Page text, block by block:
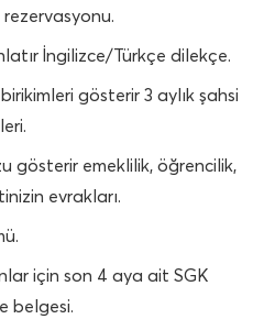
İngilizce/Türkçe dilekçe.
gösterir 3 aylık şahsi
gösterir emeklilik, öğrencilik,
evrakları.
için son 4 aya ait SGK
belgesi.